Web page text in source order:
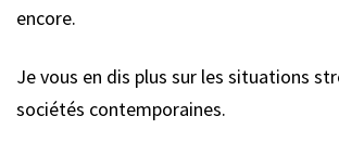
encore.
Je vous en dis plus sur les situations
sociétés contemporaines.